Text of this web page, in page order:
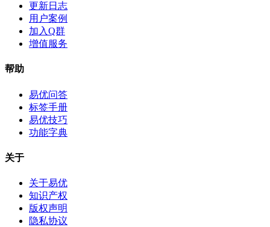
更新日志
用户案例
加入Q群
增值服务
帮助
易优问答
标签手册
易优技巧
功能字典
关于
关于易优
知识产权
版权声明
隐私协议